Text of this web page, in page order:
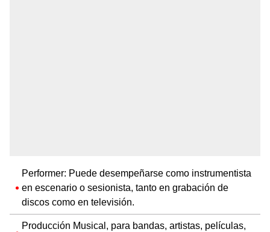
Performer: Puede desempeñarse como instrumentista
en escenario o sesionista, tanto en grabación de
discos como en televisión.
Producción Musical, para bandas, artistas, películas,